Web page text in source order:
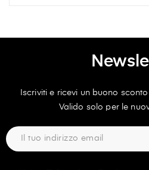
Iscriviti e ricevi un buono
Valido solo per le